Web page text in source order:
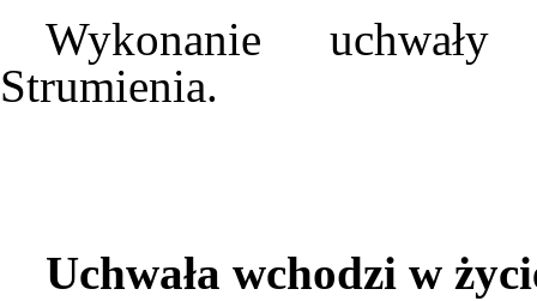
Wykonanie
Strumienia.
Uchwała wchodzi w